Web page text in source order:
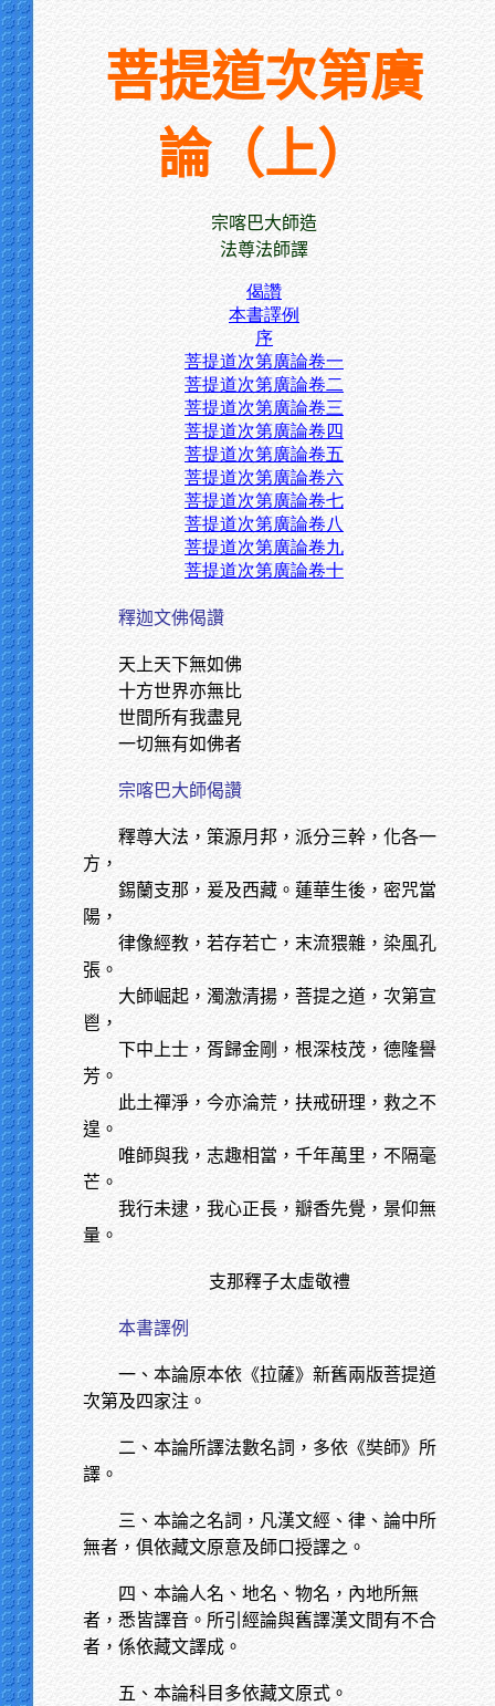
菩提道次第廣
論（上）
宗喀巴大師造
法尊法師譯
偈讚
本書譯例
序
菩提道次第廣論卷一
菩提道次第廣論卷二
菩提道次第廣論卷三
菩提道次第廣論卷四
菩提道次第廣論卷五
菩提道次第廣論卷六
菩提道次第廣論卷七
菩提道次第廣論卷八
菩提道次第廣論卷九
菩提道次第廣論卷十
釋迦文佛偈讚
天上天下無如佛
十方世界亦無比
世間所有我盡見
一切無有如佛者
宗喀巴大師偈讚
釋尊大法，策源月邦，派分三幹，化各一
方，
錫蘭支那，爰及西藏。蓮華生後，密咒當
陽，
律像經教，若存若亡，末流猥雜，染風孔
張。
大師崛起，濁激清揚，菩提之道，次第宣
鬯，
下中上士，胥歸金剛，根深枝茂，德隆譽
芳。
此土禪淨，今亦淪荒，扶戒研理，救之不
遑。
唯師與我，志趣相當，千年萬里，不隔毫
芒。
我行未逮，我心正長，瓣香先覺，景仰無
量。
支那釋子太虛敬禮
本書譯例
一、本論原本依《拉薩》新舊兩版菩提道
次第及四家注。
二、本論所譯法數名詞，多依《奘師》所
譯。
三、本論之名詞，凡漢文經、律、論中所
無者，俱依藏文原意及師口授譯之。
四、本論人名、地名、物名，內地所無
者，悉皆譯音。所引經論與舊譯漢文間有不合
者，係依藏文譯成。
五、本論科目多依藏文原式。